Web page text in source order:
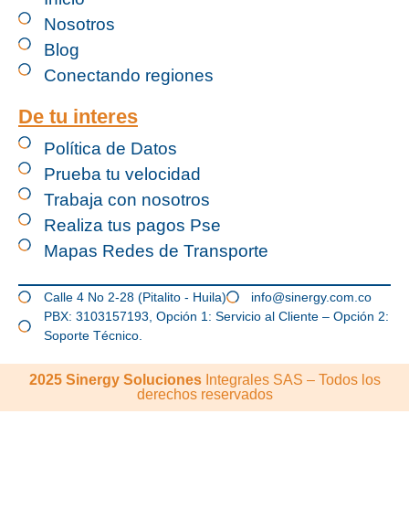
Nosotros
Blog
Conectando regiones
De tu interes
Política de Datos
Prueba tu velocidad
Trabaja con nosotros
Realiza tus pagos Pse
Mapas Redes de Transporte
Calle 4 No 2-28 (Pitalito - Huila)
info@sinergy.com.co
PBX: 3103157193, Opción 1: Servicio al Cliente – Opción 2:
Soporte Técnico.
2025 Sinergy SolucionesIntegrales SAS – Todos los
derechos reservados